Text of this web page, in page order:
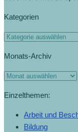
Kategorien
Kategorien
Monats-Archiv
Monats-
Einzelthemen:
Arbeit und
Bildung